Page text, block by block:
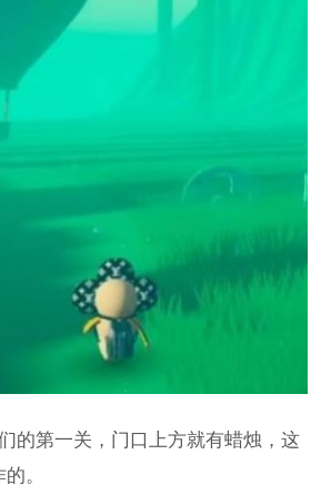
的第一关，门口上方就有蜡烛，这
。